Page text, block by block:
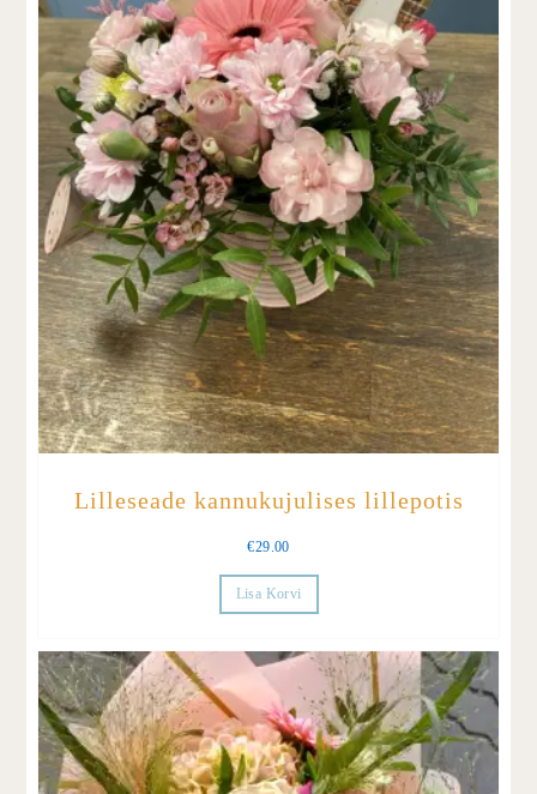
Lilleseade kannukujulises lillepotis
€29.00
Lisa Korvi